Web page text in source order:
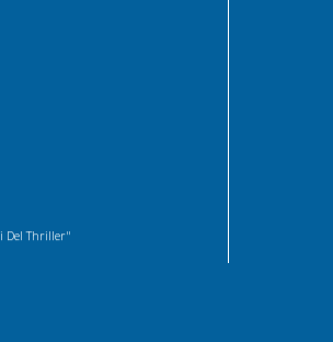
Del Thriller"